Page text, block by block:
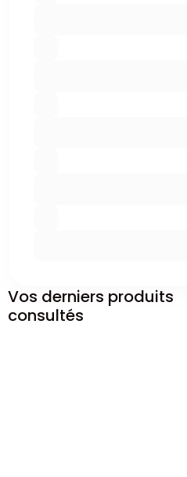
Vos derniers produits
consultés